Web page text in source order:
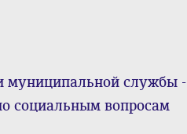
муниципальной службы -
социальным вопросам